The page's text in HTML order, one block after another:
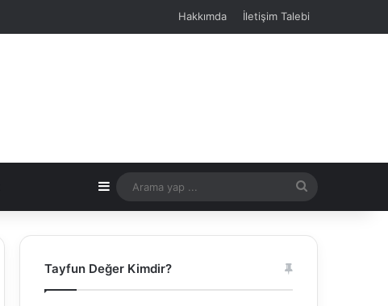
Hakkımda İletişim Talebi
Kenar Bölmesi
yap
Tayfun Değer Kimdir?